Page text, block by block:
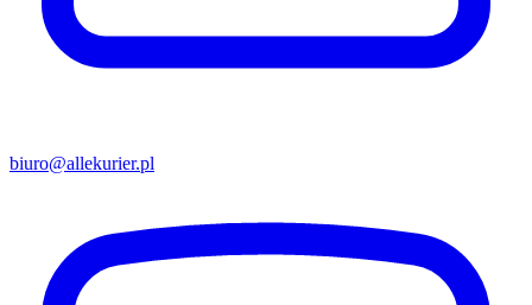
biuro@allekurier.pl